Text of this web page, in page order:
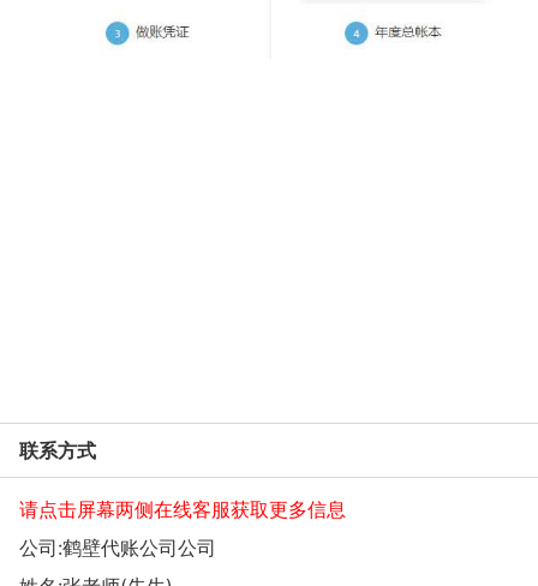
联系方式
请点击屏幕两侧在线客服获取更多信息
公司:鹤壁代账公司公司